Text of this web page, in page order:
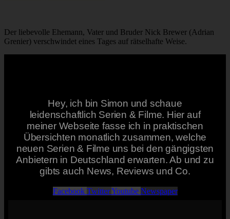
Der liebevolle Ehemann, Vater und Bruder Nick Brewer (Adrian
Grenier) verschwindet eines Tages auf rätselhafte Weise.
Hey, ich bin Simon und schaue
leidenschaftlich Serien & Filme. Hier auf
meiner Webseite fasse ich in praktischen
Übersichten monatlich zusammen, welche
neuen Serien & Filme uns bei den gängigsten
Anbietern in Deutschland erwarten. Ab und zu
gibts auch News, Reviews und Co.
Facebook Twitter Youtube Newspaper